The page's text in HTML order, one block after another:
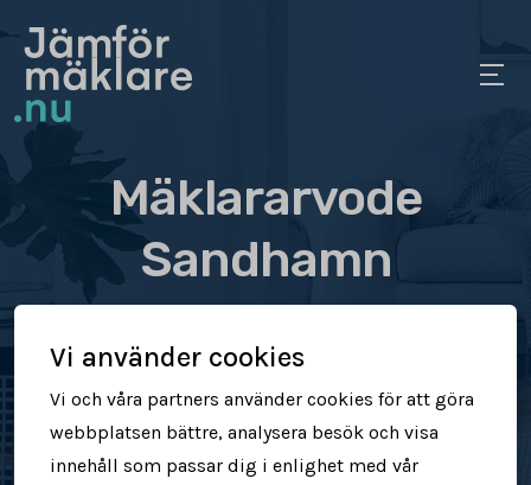
Mäklararvode
Sandhamn
i arvode
Jämför mäklararvoden
Vi använder cookies
Vi och våra partners använder cookies för att göra
webbplatsen bättre, analysera besök och visa
innehåll som passar dig i enlighet med vår